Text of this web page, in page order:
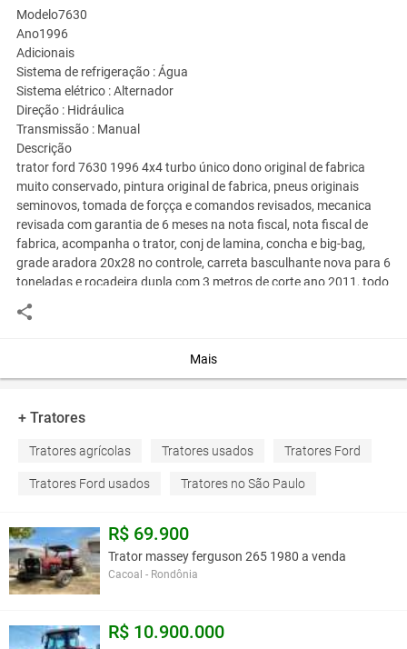
Modelo7630
Ano1996
Adicionais
Sistema de refrigeração : Água
Sistema elétrico : Alternador
Direção : Hidráulica
Transmissão : Manual
Descrição
trator ford 7630 1996 4x4 turbo único dono original de fabrica
muito conservado, pintura original de fabrica, pneus originais
seminovos, tomada de forçça e comandos revisados, mecanica
revisada com garantia de 6 meses na nota fiscal, nota fiscal de
fabrica, acompanha o trator, conj de lamina, concha e big-bag,
grade aradora 20x28 no controle, carreta basculhante nova para 6
toneladas e rocadeira dupla com 3 metros de corte ano 2011, todo
equipamento ávista r$ 30.000,00 fiinanciamos para todo brasil,
entrada r$ 5.000,00 +48 parcelas r$ 525,00 fixas, temos
telefone- 11-975884565 whatsapp
Você assume toda a responsabilidade pela cotação deste item. Você acha que
Mais
+ Tratores
Tratores agrícolas Tratores usados Tratores Ford
Tratores Ford usados Tratores no São Paulo
R$ 69.900
Trator massey ferguson 265 1980 a venda
Cacoal - Rondônia
R$ 10.900.000